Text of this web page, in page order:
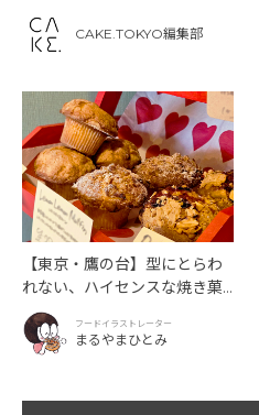
CAKE.TOKYO編集部
【東京・鷹の台】型にとらわ
れない、ハイセンスな焼き菓
子「SUN3C（サンサンク）」
フードイラストレーター
まるやまひとみ